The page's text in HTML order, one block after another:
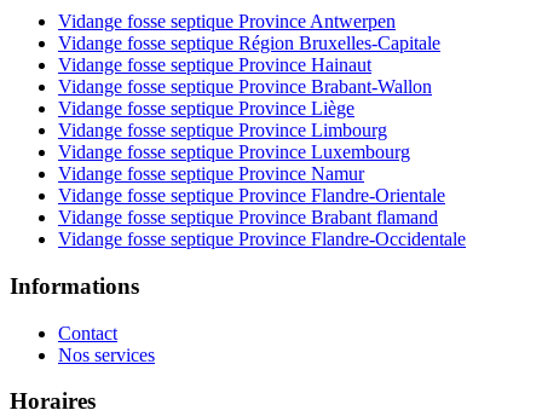
Vidange fosse septique Province Antwerpen
Vidange fosse septique Région Bruxelles-Capitale
Vidange fosse septique Province Hainaut
Vidange fosse septique Province Brabant-Wallon
Vidange fosse septique Province Liège
Vidange fosse septique Province Limbourg
Vidange fosse septique Province Luxembourg
Vidange fosse septique Province Namur
Vidange fosse septique Province Flandre-Orientale
Vidange fosse septique Province Brabant flamand
Vidange fosse septique Province Flandre-Occidentale
Informations
Contact
Nos services
Horaires